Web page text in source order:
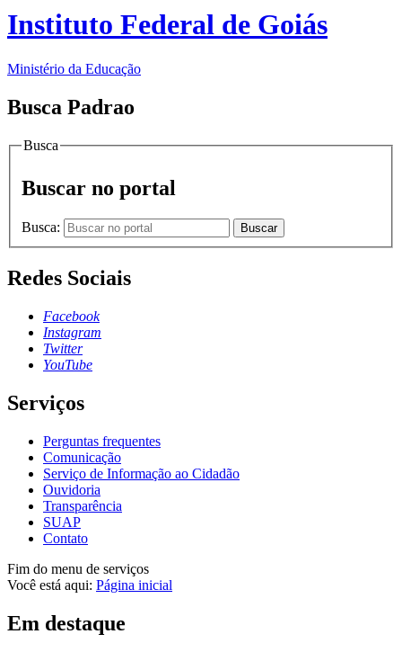
Instituto Federal de Goiás
Ministério da Educação
Busca Padrao
Busca
Buscar no portal
Busca: Buscar
Redes Sociais
Facebook
Instagram
Twitter
YouTube
Serviços
Perguntas frequentes
Comunicação
Serviço de Informação ao Cidadão
Ouvidoria
Transparência
SUAP
Contato
Fim do menu de serviços
Você está aqui: Página inicial
Em destaque